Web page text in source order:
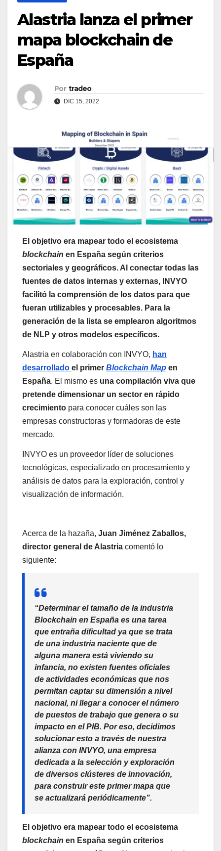
Alastria lanza el primer
mapa blockchain de
España
Por tradeo
DIC 15, 2022
El objetivo era mapear todo el ecosistema
blockchain en España según criterios
sectoriales y geográficos. Al conectar todas las
fuentes de datos internas y externas, INVYO
facilitó la comprensión de los datos para que
fueran utilizables y procesables. Para la
generación de la lista se emplearon algoritmos
de NLP y otros modelos específicos.
Alastria en colaboración con INVYO, han
desarrollado el primer Blockchain Map en
España. El mismo es una compilación viva que
pretende dimensionar un sector en rápido
crecimiento para conocer cuáles son las
empresas constructoras y formadoras de este
mercado.
INVYO es un proveedor líder de soluciones
tecnológicas, especializado en procesamiento y
análisis de datos para la exploración, control y
visualización de información.
Acerca de la hazaña, Juan Jiménez Zaballos,
director general de Alastria comentó lo
siguiente:
“Determinar el tamaño de la industria
Blockchain en España es una tarea
que entraña dificultad ya que se trata
de una industria naciente que de
alguna manera está viviendo su
infancia, no existen fuentes oficiales
de actividades económicas que nos
permitan captar su dimensión a nivel
nacional, ni llegar a conocer el número
de puestos de trabajo que genera o su
impacto en el PIB. Por eso, decidimos
solucionar esto a través de nuestra
alianza con INVYO, una empresa
dedicada a la selección y exploración
de diversos clústeres de innovación,
para construir este primer mapa que
se actualizará periódicamente”.
El objetivo era mapear todo el ecosistema
blockchain en España según criterios